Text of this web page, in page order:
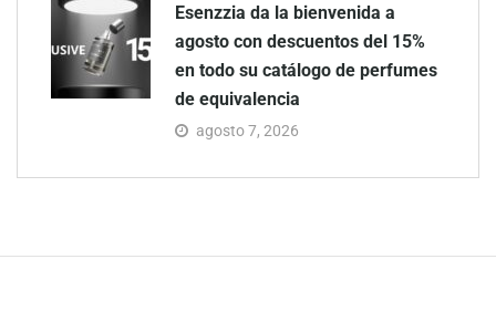
Esenzzia da la bienvenida a
agosto con descuentos del 15%
en todo su catálogo de perfumes
de equivalencia
agosto 7, 2026